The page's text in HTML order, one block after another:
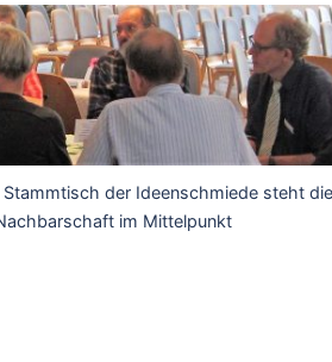
Stammtisch der Ideenschmiede steht die
im Mittelpunkt